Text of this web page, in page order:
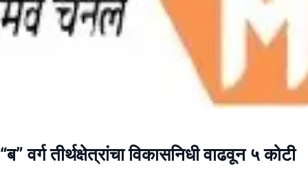
“ब” वर्ग तीर्थक्षेत्रांचा विकासनिधी वाढवून ५ कोटी